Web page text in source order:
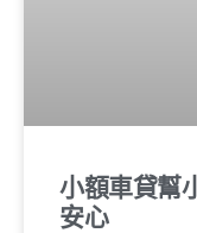
小額車貸幫
安心